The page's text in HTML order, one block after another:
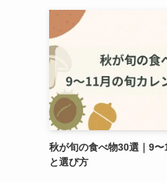
秋が旬の食べ物30選｜9
と選び方